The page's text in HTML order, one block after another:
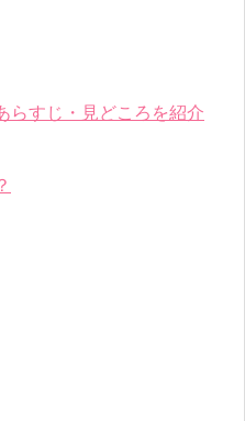
らすじ・見どころを紹介